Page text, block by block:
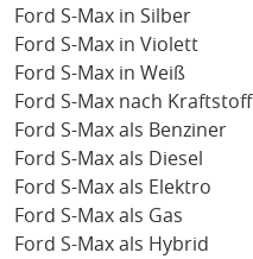
Ford S-Max in Silber
Ford S-Max in Violett
Ford S-Max in Weiß
Ford S-Max nach Kraftstoff
Ford S-Max als Benziner
Ford S-Max als Diesel
Ford S-Max als Elektro
Ford S-Max als Gas
Ford S-Max als Hybrid